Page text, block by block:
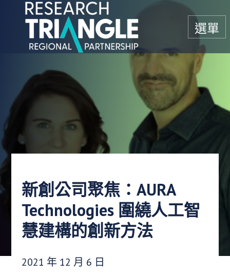
跳至內容
選單
新創公司聚焦：AURA
Technologies 圍繞人工智
慧建構的創新方法
發布日期：
2021 年 12 月 6 日